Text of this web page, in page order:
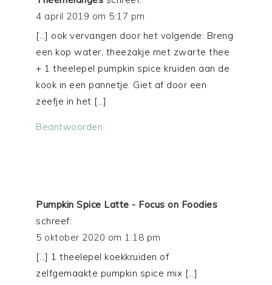
4 april 2019 om 5:17 pm
[…] ook vervangen door het volgende: Breng
een kop water, theezakje met zwarte thee
+ 1 theelepel pumpkin spice kruiden aan de
kook in een pannetje. Giet af door een
zeefje in het […]
Beantwoorden
Pumpkin Spice Latte - Focus on Foodies
schreef:
5 oktober 2020 om 1:18 pm
[…] 1 theelepel koekkruiden of
zelfgemaakte pumpkin spice mix […]